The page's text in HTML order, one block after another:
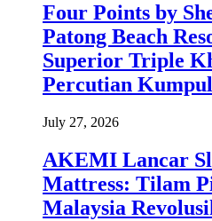
Four Points by
Patong Beach
Superior Triple
Percutian
July 27, 2026
AKEMI Lancar
Mattress: Tilam
Malaysia